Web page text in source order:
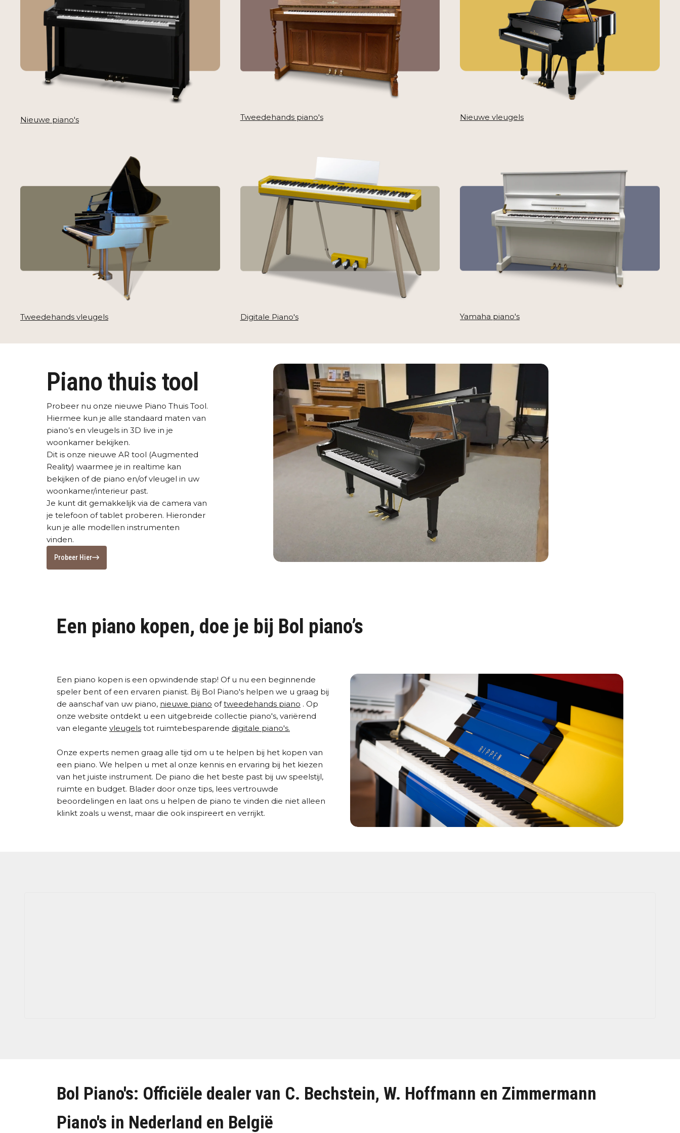
Nieuwe piano's Tweedehands piano's Nieuwe vleugels
Tweedehands vleugels Digitale Piano's Yamaha piano's
Piano thuis tool
Probeer nu onze nieuwe Piano Thuis Tool.
Hiermee kun je alle standaard maten van
piano’s en vleugels in 3D live in je
woonkamer bekijken.
Dit is onze nieuwe AR tool (Augmented
Reality) waarmee je in realtime kan
bekijken of de piano en/of vleugel in uw
woonkamer/interieur past.
Je kunt dit gemakkelijk via de camera van
je telefoon of tablet proberen. Hieronder
kun je alle modellen instrumenten
vinden.
Probeer Hier
Een piano kopen, doe je bij Bol piano’s
Een piano kopen is een opwindende stap! Of u nu een beginnende
speler bent of een ervaren pianist. Bij Bol Piano's helpen we u graag bij
de aanschaf van uw piano, nieuwe piano oftweedehands piano . Op
onze website ontdekt u een uitgebreide collectie piano's, variërend
van elegante vleugels tot ruimtebesparende digitale piano's.
Onze experts nemen graag alle tijd om u te helpen bij het kopen van
een piano. We helpen u met al onze kennis en ervaring bij het kiezen
van het juiste instrument. De piano die het beste past bij uw speelstijl,
ruimte en budget. Blader door onze tips, lees vertrouwde
beoordelingen en laat ons u helpen de piano te vinden die niet alleen
klinkt zoals u wenst, maar die ook inspireert en verrijkt.
Bol Piano's: Officiële dealer van C. Bechstein, W. Hoffmann en Zimmermann
Piano's in Nederland en België